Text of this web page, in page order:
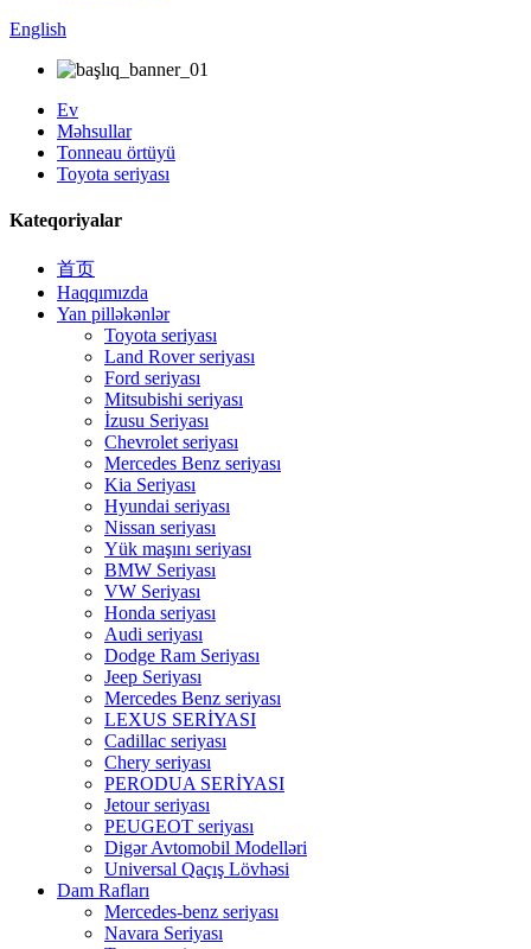
English
Ev
Məhsullar
Tonneau örtüyü
Toyota seriyası
Kateqoriyalar
首页
Haqqımızda
Yan pilləkənlər
Toyota seriyası
Land Rover seriyası
Ford seriyası
Mitsubishi seriyası
İzusu Seriyası
Chevrolet seriyası
Mercedes Benz seriyası
Kia Seriyası
Hyundai seriyası
Nissan seriyası
Yük maşını seriyası
BMW Seriyası
VW Seriyası
Honda seriyası
Audi seriyası
Dodge Ram Seriyası
Jeep Seriyası
Mercedes Benz seriyası
LEXUS SERİYASI
Cadillac seriyası
Chery seriyası
PERODUA SERİYASI
Jetour seriyası
PEUGEOT seriyası
Digər Avtomobil Modelləri
Universal Qaçış Lövhəsi
Dam Rafları
Mercedes-benz seriyası
Navara Seriyası